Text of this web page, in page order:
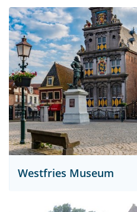
Westfries Museum